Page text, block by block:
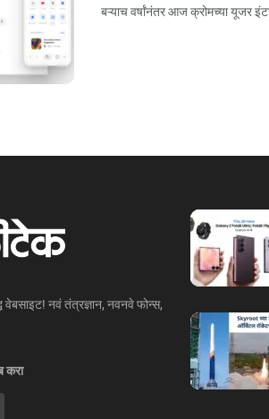
बऱ्याच वर्षांनंतर आज क्रोमच्या यूजर
वेबसाइट! नवं तंत्रज्ञान, नवनवे फोन्स,
करा